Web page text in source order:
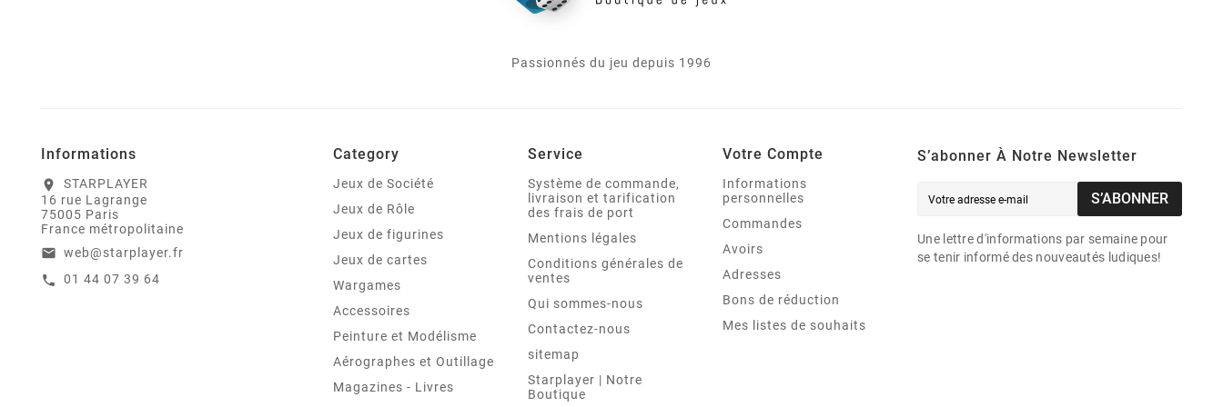
Passionnés du jeu depuis 1996
Informations
location_on
STARPLAYER
16 rue Lagrange
75005 Paris
France métropolitaine
email web@starplayer.fr
call 01 44 07 39 64
Category
Jeux de Société
Jeux de Rôle
Jeux de figurines
Jeux de cartes
Wargames
Accessoires
Peinture et Modélisme
Aérographes et Outillage
Magazines - Livres
Service
Système de commande,
livraison et tarification
des frais de port
Mentions légales
Conditions générales de
ventes
Qui sommes-nous
Contactez-nous
sitemap
Starplayer | Notre
Boutique
Votre Compte
Informations
personnelles
Commandes
Avoirs
Adresses
Bons de réduction
Mes listes de souhaits
S’abonner À Notre Newsletter
S’ABONNER
Une lettre d'informations par semaine pour
se tenir informé des nouveautés ludiques!